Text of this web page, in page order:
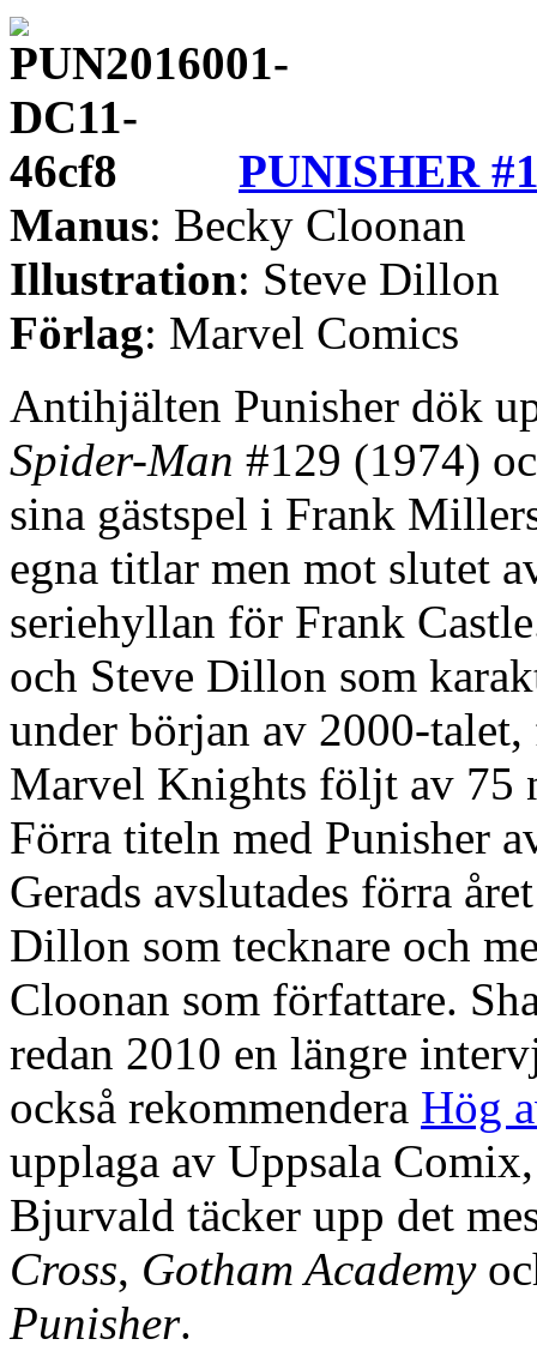
PUNISHER
Manus: Becky Cloonan
Illustration: Steve Dillon
Förlag: Marvel Comics
Antihjälten Punisher dök
Spider-Man #129 (1974)
sina gästspel i Frank
egna titlar men mot slutet
seriehyllan för Frank
och Steve Dillon som
under början av 2000-
Marvel Knights följt av 75
Förra titeln med Punisher
Gerads avslutades förra
Dillon som tecknare och
Cloonan som författare.
redan 2010 en längre
också rekommendera Hög
upplaga av Uppsala
Bjurvald täcker upp det
Cross, Gotham Academy
Punisher.